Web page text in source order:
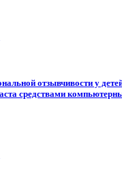
отзывчивости у
средствами